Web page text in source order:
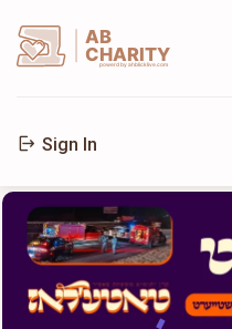
AB
CHARITY
powerd by ahblicklive.com
Sign In